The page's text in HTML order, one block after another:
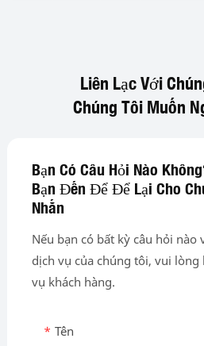
Liên Lạc Với
Chúng Tôi Muốn
Bạn Có Câu Hỏi Nào
Bạn Đến Để Để Lại Cho
Nhắn
Nếu bạn có bất kỳ câu hỏi nào
dịch vụ của chúng tôi, vui
vụ khách hàng.
Tên